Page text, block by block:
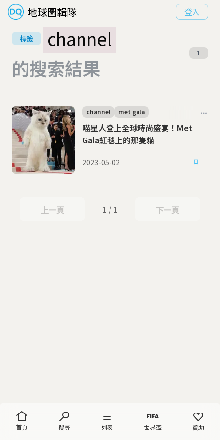
地球圖輯隊 登入
首頁 搜尋 列表 世界盃 贊助
標籤
channel
的搜索結果
1
喵星人登上全球時尚盛宴！Met
Gala紅毯上的那隻貓
channel met gala
2023-05-02
上一頁
上一頁 1 / 1 下一頁
下一頁